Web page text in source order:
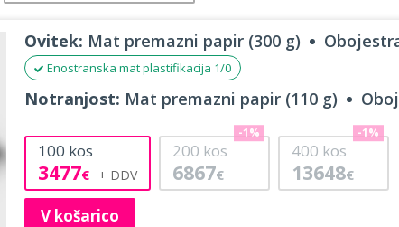
Ovitek: Mat premazni papir (300 g)
Enostranska mat plastifikacija 1/0
Notranjost: Mat premazni papir (110 g)
100 kos
3477€
200 kos
6867€
-1%
400 kos
13648€
-1%
V košarico